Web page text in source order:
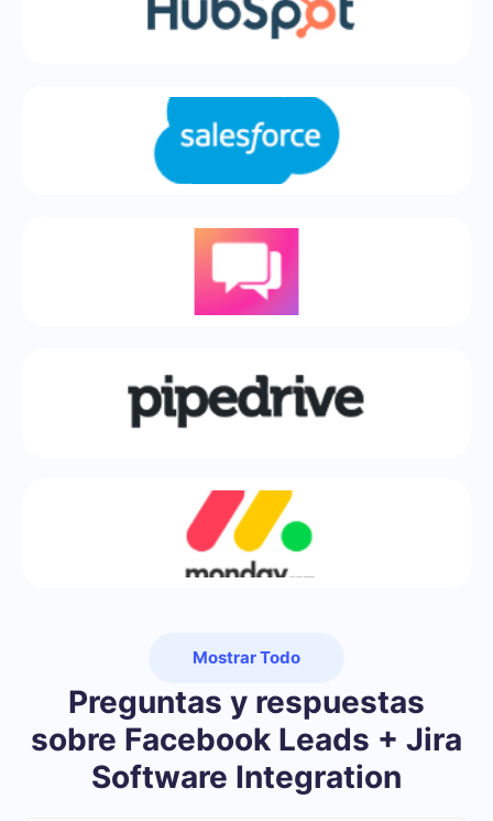
Mostrar Todo
Preguntas y respuestas
sobre Facebook Leads + Jira
Software Integration